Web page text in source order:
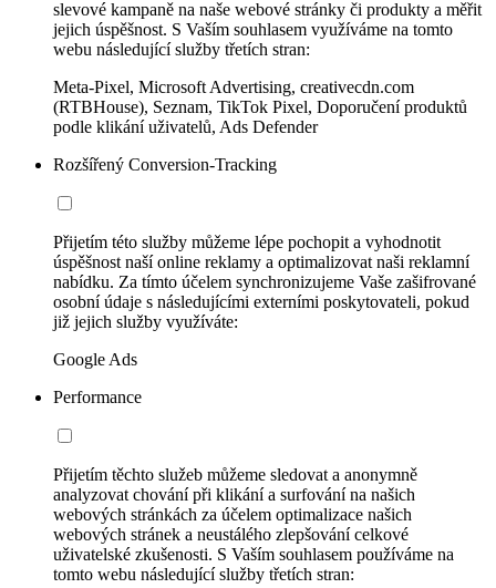
slevové kampaně na naše webové stránky či produkty a měřit
jejich úspěšnost. S Vaším souhlasem využíváme na tomto
webu následující služby třetích stran:
Meta-Pixel, Microsoft Advertising, creativecdn.com
(RTBHouse), Seznam, TikTok Pixel, Doporučení produktů
podle klikání uživatelů, Ads Defender
Rozšířený Conversion-Tracking
Přijetím této služby můžeme lépe pochopit a vyhodnotit
úspěšnost naší online reklamy a optimalizovat naši reklamní
nabídku. Za tímto účelem synchronizujeme Vaše zašifrované
osobní údaje s následujícími externími poskytovateli, pokud
již jejich služby využíváte:
Google Ads
Performance
Přijetím těchto služeb můžeme sledovat a anonymně
analyzovat chování při klikání a surfování na našich
webových stránkách za účelem optimalizace našich
webových stránek a neustálého zlepšování celkové
uživatelské zkušenosti. S Vaším souhlasem používáme na
tomto webu následující služby třetích stran: